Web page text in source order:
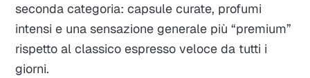
seconda categoria: capsule curate, profumi
intensi e una sensazione generale più “premium”
rispetto al classico espresso veloce da tutti i
giorni.